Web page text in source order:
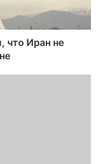
что Иран не